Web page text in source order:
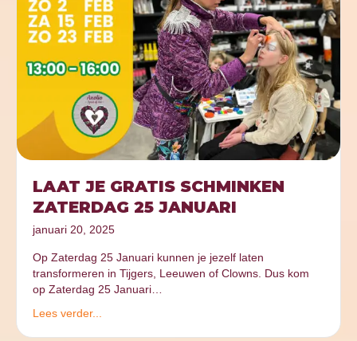
LAAT JE GRATIS SCHMINKEN
ZATERDAG 25 JANUARI
januari 20, 2025
Op Zaterdag 25 Januari kunnen je jezelf laten
transformeren in Tijgers, Leeuwen of Clowns. Dus kom
op Zaterdag 25 Januari…
Lees verder...